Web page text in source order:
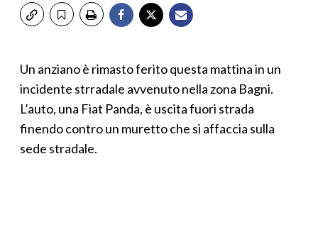
Un anziano è rimasto ferito questa mattina in un
incidente strradale avvenuto nella zona Bagni.
L’auto, una Fiat Panda, è uscita fuori strada
finendo contro un muretto che si affaccia sulla
sede stradale.